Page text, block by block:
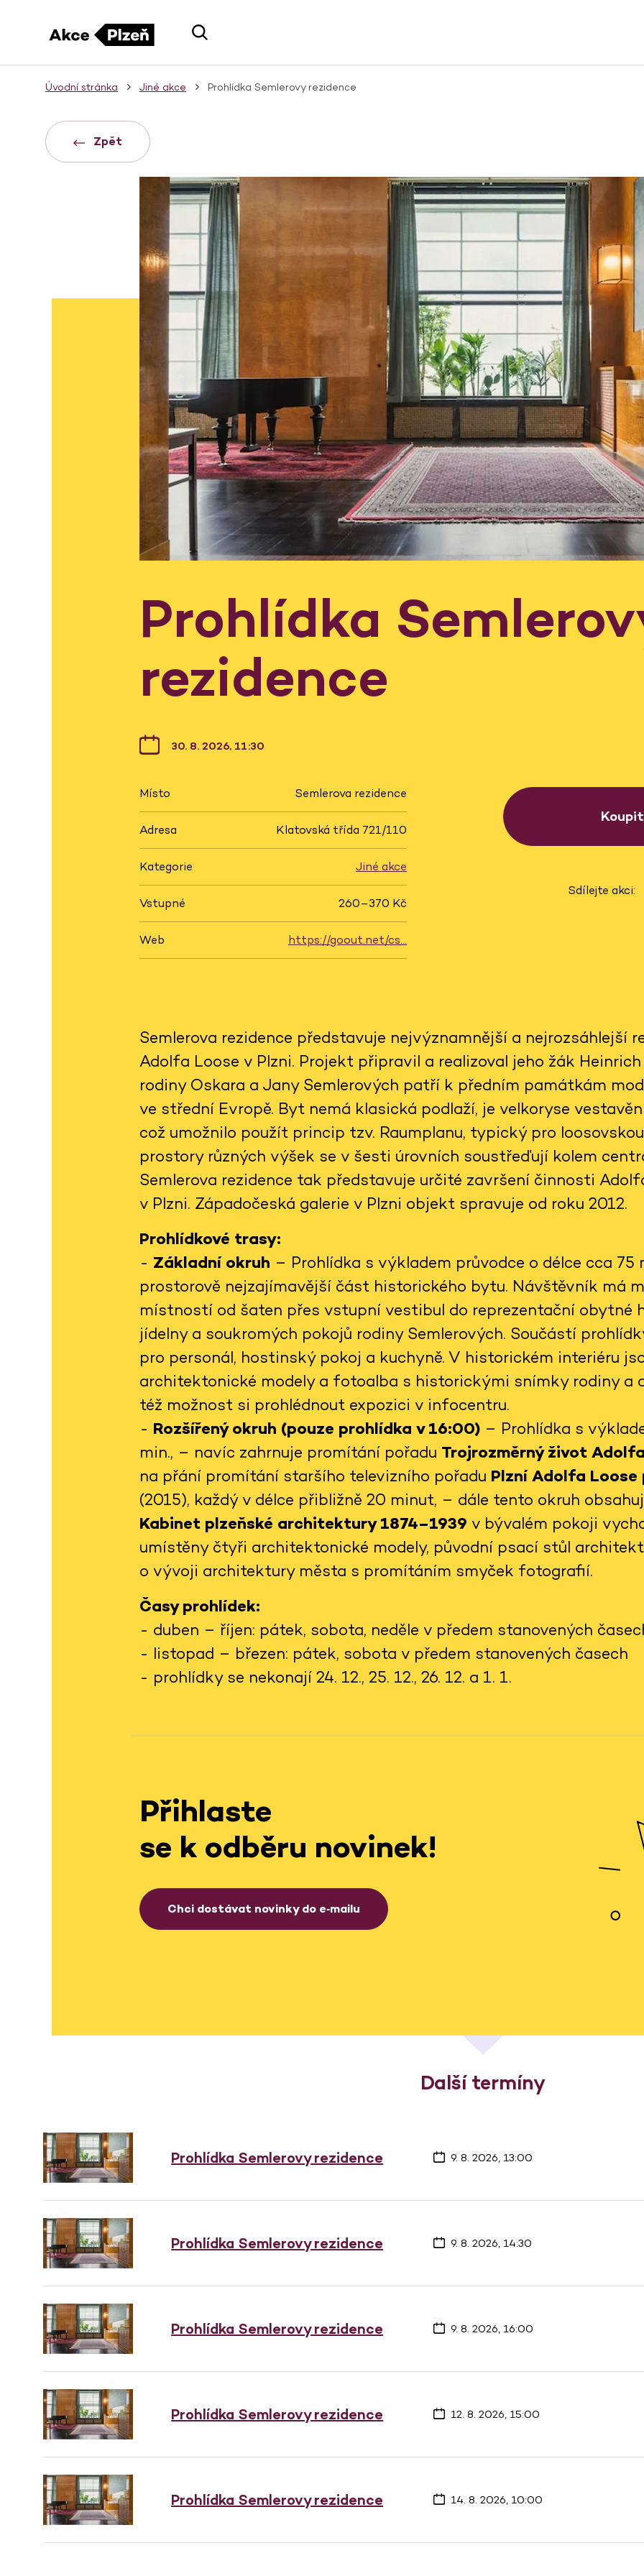
Úvodní stránka Jiné akce Prohlídka Semlerovy rezidence
Zpět
Prohlídka
rezidence
30. 8. 2026, 11:30
Místo Semlerova rezidence
Adresa Klatovská třída 721/110
Kategorie Jiné akce
Vstupné 260–370 Kč
Web https://goout.net/cs…
Sdílejte akci:
Semlerova rezidence představuje nejvýznamnější a nejrozsáhlejší
Adolfa Loose v Plzni. Projekt připravil a realizoval jeho žák
rodiny Oskara a Jany Semlerových patří k předním památkám
ve střední Evropě. Byt nemá klasická podlaží, je velkoryse
což umožnilo použít princip tzv. Raumplanu, typický pro
prostory různých výšek se v šesti úrovních soustřeďují kolem
Semlerova rezidence tak představuje určité završení činnosti
v Plzni. Západočeská galerie v Plzni objekt spravuje od roku 2012.
Prohlídkové trasy:
- Základní okruh – Prohlídka s výkladem průvodce o délce cca 75
prostorově nejzajímavější část historického bytu. Návštěvník má
místností od šaten přes vstupní vestibul do reprezentační obytné
jídelny a soukromých pokojů rodiny Semlerových. Součástí
pro personál, hostinský pokoj a kuchyně. V historickém interiéru
architektonické modely a fotoalba s historickými snímky rodiny a
též možnost si prohlédnout expozici v infocentru.
- Rozšířený okruh (pouze prohlídka v 16:00) – Prohlídka s
min., – navíc zahrnuje promítání pořadu Trojrozměrný život
na přání promítání staršího televizního pořadu Plzní Adolfa
(2015), každý v délce přibližně 20 minut, – dále tento okruh
Kabinet plzeňské architektury 1874–1939 v bývalém pokoji
umístěny čtyři architektonické modely, původní psací stůl
o vývoji architektury města s promítáním smyček fotografií.
Časy prohlídek:
- duben – říjen: pátek, sobota, neděle v předem stanovených
- listopad – březen: pátek, sobota v předem stanovených časech
- prohlídky se nekonají 24. 12., 25. 12., 26. 12. a 1. 1.
Přihlaste
se k odběru novinek!
Chci dostávat novinky do e‑mailu
Další termíny
Prohlídka Semlerovy rezidence 9. 8. 2026, 13:00
Prohlídka Semlerovy rezidence 9. 8. 2026, 14:30
Prohlídka Semlerovy rezidence 9. 8. 2026, 16:00
Prohlídka Semlerovy rezidence 12. 8. 2026, 15:00
Prohlídka Semlerovy rezidence 14. 8. 2026, 10:00